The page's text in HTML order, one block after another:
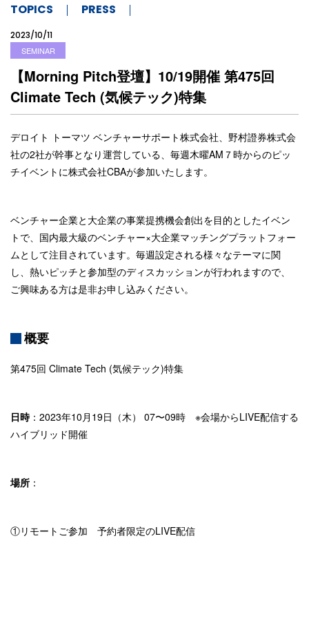
TOPICS PRESS
2023/10/11
SEMINAR
【Morning Pitch登壇】10/19開催 第475回
Climate Tech (気候テック)特集
デロイト トーマツ ベンチャーサポート株式会社、野村證券株式会
社の2社が幹事となり運営している、毎週木曜AM７時からのピッ
チイベントに株式会社CBAが参加いたします。
ベンチャー企業と大企業の事業提携機会創出を目的としたイベン
トで、国内最大級のベンチャー×大企業マッチングプラットフォー
ムとして注目されています。毎週設定される様々なテーマに関
し、熱いピッチと参加型のディスカッションが行われますので、
ご興味ある方は是非お申し込みください。
概要
第475回 Climate Tech (気候テック)特集
日時：2023年10月19日（木） 07〜09時 ※会場からLIVE配信する
ハイブリッド開催
場所 ：
①リモートご参加 予約者限定のLIVE配信